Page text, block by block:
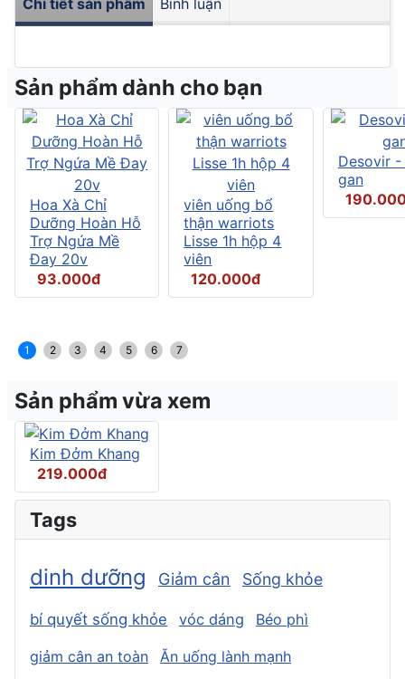
Sản phẩm dành cho bạn
Hoa Xà Chỉ
Dưỡng Hoàn Hỗ
Trợ Ngứa Mề
Đay 20v
93.000đ
viên uống bổ
thận warriots
Lisse 1h hộp 4
viên
120.000đ
Desovir -
gan
1 2 3 4 5 6 7
Sản phẩm vừa xem
Kim Đởm Khang
219.000đ
Tags
dinh dưỡng Giảm cân Sống khỏe
bí quyết sống khỏe vóc dáng Béo phì
giảm cân an toàn
Ăn uống lành mạnh